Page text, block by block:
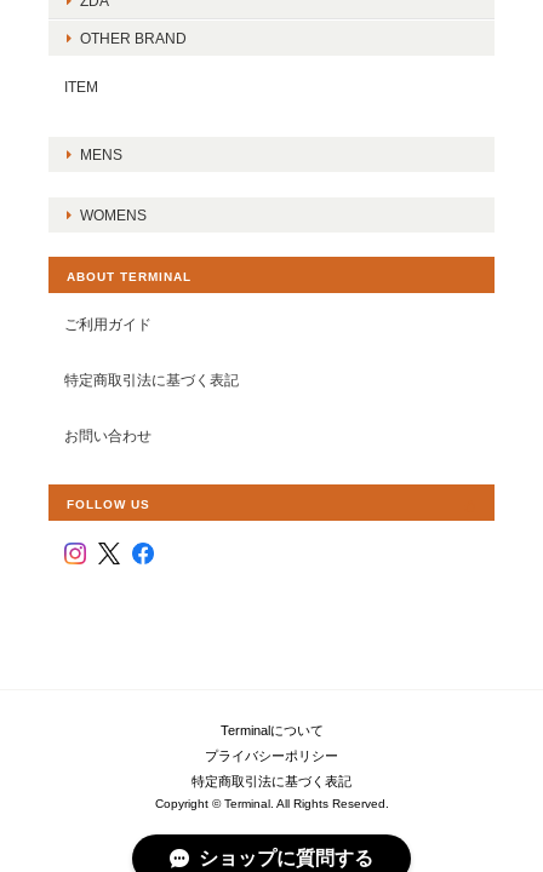
OTHER BRAND
ITEM
MENS
WOMENS
ABOUT TERMINAL
ご利用ガイド
特定商取引法に基づく表記
お問い合わせ
FOLLOW US
Terminalについて
プライバシーポリシー
特定商取引法に基づく表記
Copyright © Terminal. All Rights Reserved.
ショップに質問する